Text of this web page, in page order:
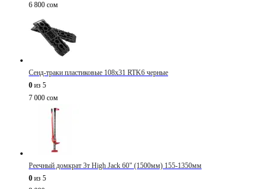
6 800 сом
Сенд-траки пластиковые 108х31 RTK6 черные
0 из 5
7 000 сом
Реечный домкрат 3т High Jack 60" (1500мм) 155-1350мм
0 из 5